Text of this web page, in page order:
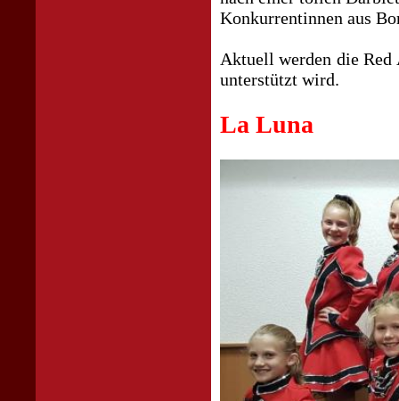
Konkurrentinnen aus
Aktuell werden die
unterstützt wird.
La Luna